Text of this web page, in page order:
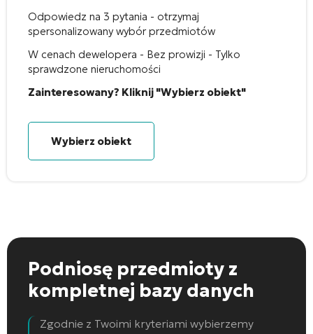
Odpowiedz na 3 pytania - otrzymaj
spersonalizowany wybór przedmiotów
W cenach dewelopera - Bez prowizji - Tylko
sprawdzone nieruchomości
Zainteresowany? Kliknij "Wybierz obiekt"
Wybierz obiekt
Podniosę przedmioty z
kompletnej bazy danych
Zgodnie z Twoimi kryteriami wybierzemy